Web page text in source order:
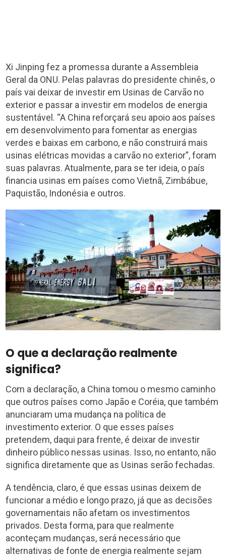
Xi Jinping fez a promessa durante a Assembleia
Geral da ONU. Pelas palavras do presidente chinês, o
país vai deixar de investir em Usinas de Carvão no
exterior e passar a investir em modelos de energia
sustentável. “A China reforçará seu apoio aos países
em desenvolvimento para fomentar as energias
verdes e baixas em carbono, e não construirá mais
usinas elétricas movidas a carvão no exterior”, foram
suas palavras. Atualmente, para se ter ideia, o país
financia usinas em países como Vietnã, Zimbábue,
Paquistão, Indonésia e outros.
O que a declaração realmente
significa?
Com a declaração, a China tomou o mesmo caminho
que outros países como Japão e Coréia, que também
anunciaram uma mudança na política de
investimento exterior. O que esses países
pretendem, daqui para frente, é deixar de investir
dinheiro público nessas usinas. Isso, no entanto, não
significa diretamente que as Usinas serão fechadas.
A tendência, claro, é que essas usinas deixem de
funcionar a médio e longo prazo, já que as decisões
governamentais não afetam os investimentos
privados. Desta forma, para que realmente
aconteçam mudanças, será necessário que
alternativas de fonte de energia realmente sejam